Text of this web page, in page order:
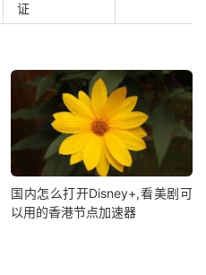
证
国内怎么打开Disney+,看美剧可
以用的香港节点加速器